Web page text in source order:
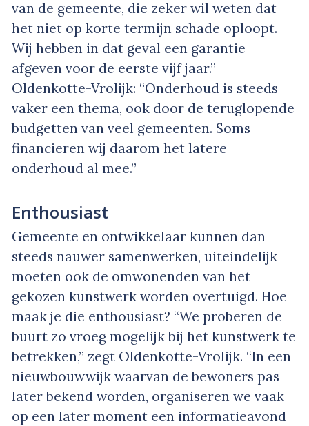
van de gemeente, die zeker wil weten dat
het niet op korte termijn schade oploopt.
Wij hebben in dat geval een garantie
afgeven voor de eerste vijf jaar.”
Oldenkotte-Vrolijk: “Onderhoud is steeds
vaker een thema, ook door de teruglopende
budgetten van veel gemeenten. Soms
financieren wij daarom het latere
onderhoud al mee.”
Enthousiast
Gemeente en ontwikkelaar kunnen dan
steeds nauwer samenwerken, uiteindelijk
moeten ook de omwonenden van het
gekozen kunstwerk worden overtuigd. Hoe
maak je die enthousiast? “We proberen de
buurt zo vroeg mogelijk bij het kunstwerk te
betrekken,” zegt Oldenkotte-Vrolijk. “In een
nieuwbouwwijk waarvan de bewoners pas
later bekend worden, organiseren we vaak
op een later moment een informatieavond